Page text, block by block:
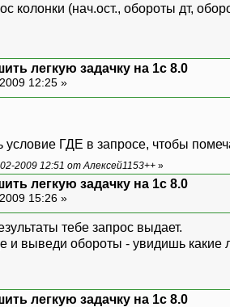
колонки (нач.ост., обороты дт,
легкую задачку на 1с 8.0
12:25 »
условие ГДЕ в запросе, чтобы
2009 12:51 от Алексей1153++ »
легкую задачку на 1с 8.0
15:26 »
тебе запрос выдает.
выведи обороты - увидишь какие
легкую задачку на 1с 8.0